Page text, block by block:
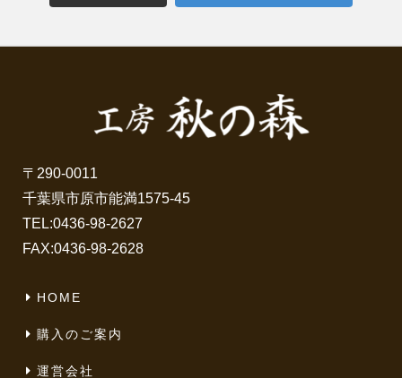
〒290-0011
千葉県市原市能満1575-45
TEL:0436-98-2627
FAX:0436-98-2628
HOME
購入のご案内
運営会社